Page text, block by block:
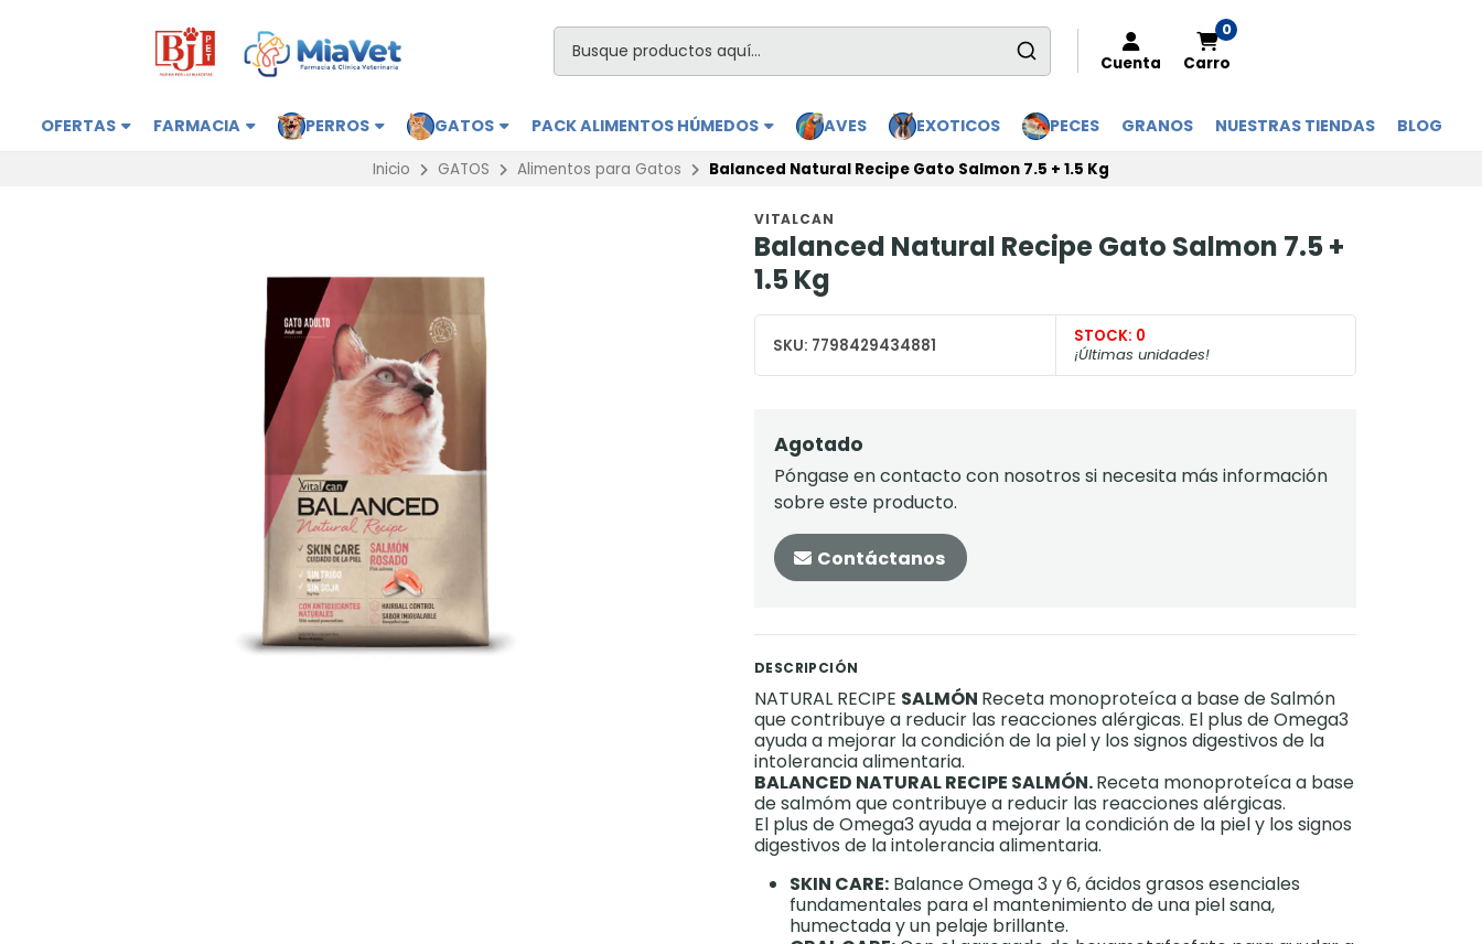
Cuenta
0
Carro
OFERTAS FARMACIA PERROS GATOS PACK ALIMENTOS HÚMEDOS AVES EXOTICOS PECES GRANOS NUESTRAS TIENDAS BLOG
Inicio GATOS Alimentos para Gatos Balanced Natural Recipe Gato Salmon 7.5 + 1.5 Kg
VITALCAN
Balanced Natural Recipe Gato Salmon 7.5 +
1.5 Kg
SKU: 7798429434881 STOCK: 0
¡Últimas unidades!
Agotado
Póngase en contacto con nosotros si necesita más información
sobre este producto.
Contáctanos
DESCRIPCIÓN
NATURAL RECIPE SALMÓN Receta monoproteíca a base de Salmón
que contribuye a reducir las reacciones alérgicas. El plus de Omega3
ayuda a mejorar la condición de la piel y los signos digestivos de la
intolerancia alimentaria.
BALANCED NATURAL RECIPE SALMÓN.Receta monoproteíca a base
de salmóm que contribuye a reducir las reacciones alérgicas.
El plus de Omega3 ayuda a mejorar la condición de la piel y los signos
digestivos de la intolerancia alimentaria.
SKIN CARE: Balance Omega 3 y 6, ácidos grasos esenciales
fundamentales para el mantenimiento de una piel sana,
humectada y un pelaje brillante.